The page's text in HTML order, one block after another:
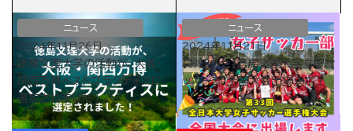
ニュース
2024年11月26日
徳島文理大学の活動が、大阪・
関西万博ベストプラクティスに
選定されました！
ニュース
2024年11月21日
【お知らせ】徳島文理大学女子サ
ッカー部 全国大会出場決定！